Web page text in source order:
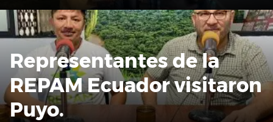
Representantes de la
REPAM Ecuador visitaron
Puyo.